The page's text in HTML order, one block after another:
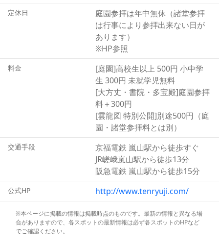
庭園（そうげんちていえん）は創建時の面影をとどめた情
緒ある庭園で、国の史跡・特別名勝に指定されています。
歴史的・文化的価値を評価され、1994年（平成6年）に
「古都京都の文化財」として世界遺産に登録されました。
定休日
庭園参拝は年中無休（諸堂参拝
は行事により参拝出来ない日が
あります）
※HP参照
料金
[庭園]高校生以上 500円 小中学
生 300円 未就学児無料
[大方丈・書院・多宝殿]庭園参拝
料＋300円
[雲龍図 特別公開]別途500円（庭
園・諸堂参拝料とは別）
交通手段
京福電鉄 嵐山駅から徒歩すぐ
JR嵯峨嵐山駅から徒歩13分
阪急電鉄 嵐山駅から徒歩15分
公式HP http://www.tenryuji.com/
※本ページに掲載の情報は掲載時点のものです。最新の情報と異なる場
合がありますので、各スポットの最新情報は必ず各スポットのHPなど
でご確認ください。